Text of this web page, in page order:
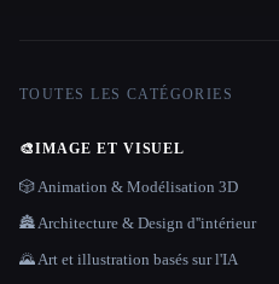
TOUTES LES CATÉGORIES
🎨IMAGE ET VISUEL
🎲 Animation & Modélisation 3D
🏯 Architecture & Design d''intérieur
🌄 Art et illustration basés sur l'IA